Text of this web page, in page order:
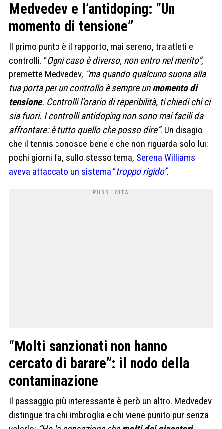
Medvedev e l’antidoping: “Un
momento di tensione”
Il primo punto è il rapporto, mai sereno, tra atleti e
controlli. “Ogni caso è diverso, non entro nel merito”,
premette Medvedev, “ma quando qualcuno suona alla
tua porta per un controllo è sempre unmomento di
tensione. Controlli l’orario di reperibilità, ti chiedi chi ci
sia fuori. I controlli antidoping non sono mai facili da
affrontare: è tutto quello che posso dire”. Un disagio
che il tennis conosce bene e che non riguarda solo lui:
pochi giorni fa, sullo stesso tema, Serena Williams
aveva attaccato un sistema “troppo rigido”.
“Molti sanzionati non hanno
cercato di barare”: il nodo della
contaminazione
Il passaggio più interessante è però un altro. Medvedev
distingue tra chi imbroglia e chi viene punito pur senza